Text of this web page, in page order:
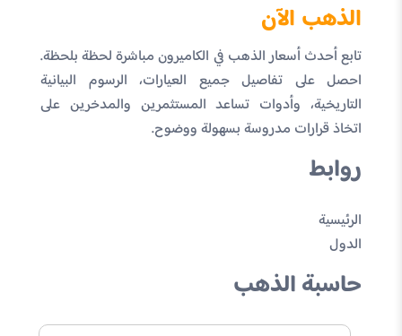
الذهب الآن
تابع أحدث أسعار الذهب في الكاميرون مباشرة لحظة بلحظة.
احصل على تفاصيل جميع العيارات، الرسوم البيانية
التاريخية، وأدوات تساعد المستثمرين والمدخرين على
اتخاذ قرارات مدروسة بسهولة ووضوح.
روابط
الرئيسية
الدول
حاسبة الذهب